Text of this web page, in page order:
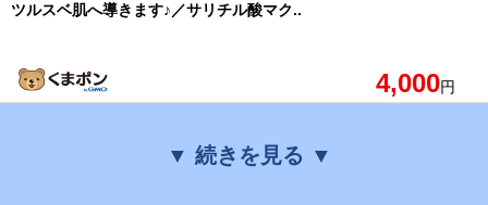
ツルスベ肌へ導きます♪／サリチル酸マク..
4,000円
▼ 続きを見る ▼